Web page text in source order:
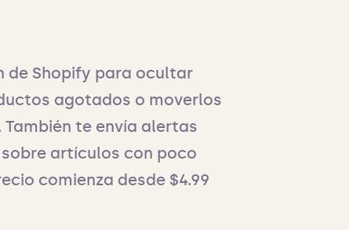
de Shopify para ocultar
agotados o moverlos
te envía alertas
artículos con poco
comienza desde $4.99